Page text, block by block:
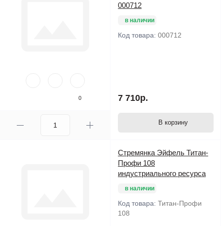
0
000712
в наличии
Код товара: 000712
7 710р.
В корзину
Стремянка Эйфель Титан-
Профи 108
индустриального ресурса
в наличии
Код товара: Титан-Профи
108